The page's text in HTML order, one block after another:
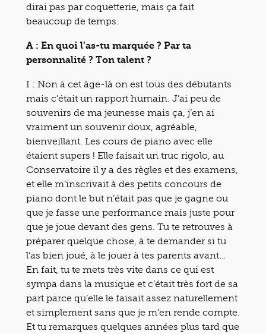
dirai pas par coquetterie, mais ça fait
beaucoup de temps.
A : En quoi l’as-tu marquée ? Par ta
personnalité ? Ton talent ?
I : Non à cet âge-là on est tous des débutants
mais c’était un rapport humain. J’ai peu de
souvenirs de ma jeunesse mais ça, j’en ai
vraiment un souvenir doux, agréable,
bienveillant. Les cours de piano avec elle
étaient supers ! Elle faisait un truc rigolo, au
Conservatoire il y a des règles et des examens,
et elle m’inscrivait à des petits concours de
piano dont le but n’était pas que je gagne ou
que je fasse une performance mais juste pour
que je joue devant des gens. Tu te retrouves à
préparer quelque chose, à te demander si tu
l’as bien joué, à le jouer à tes parents avant…
En fait, tu te mets très vite dans ce qui est
sympa dans la musique et c’était très fort de sa
part parce qu’elle le faisait assez naturellement
et simplement sans que je m’en rende compte.
Et tu remarques quelques années plus tard que